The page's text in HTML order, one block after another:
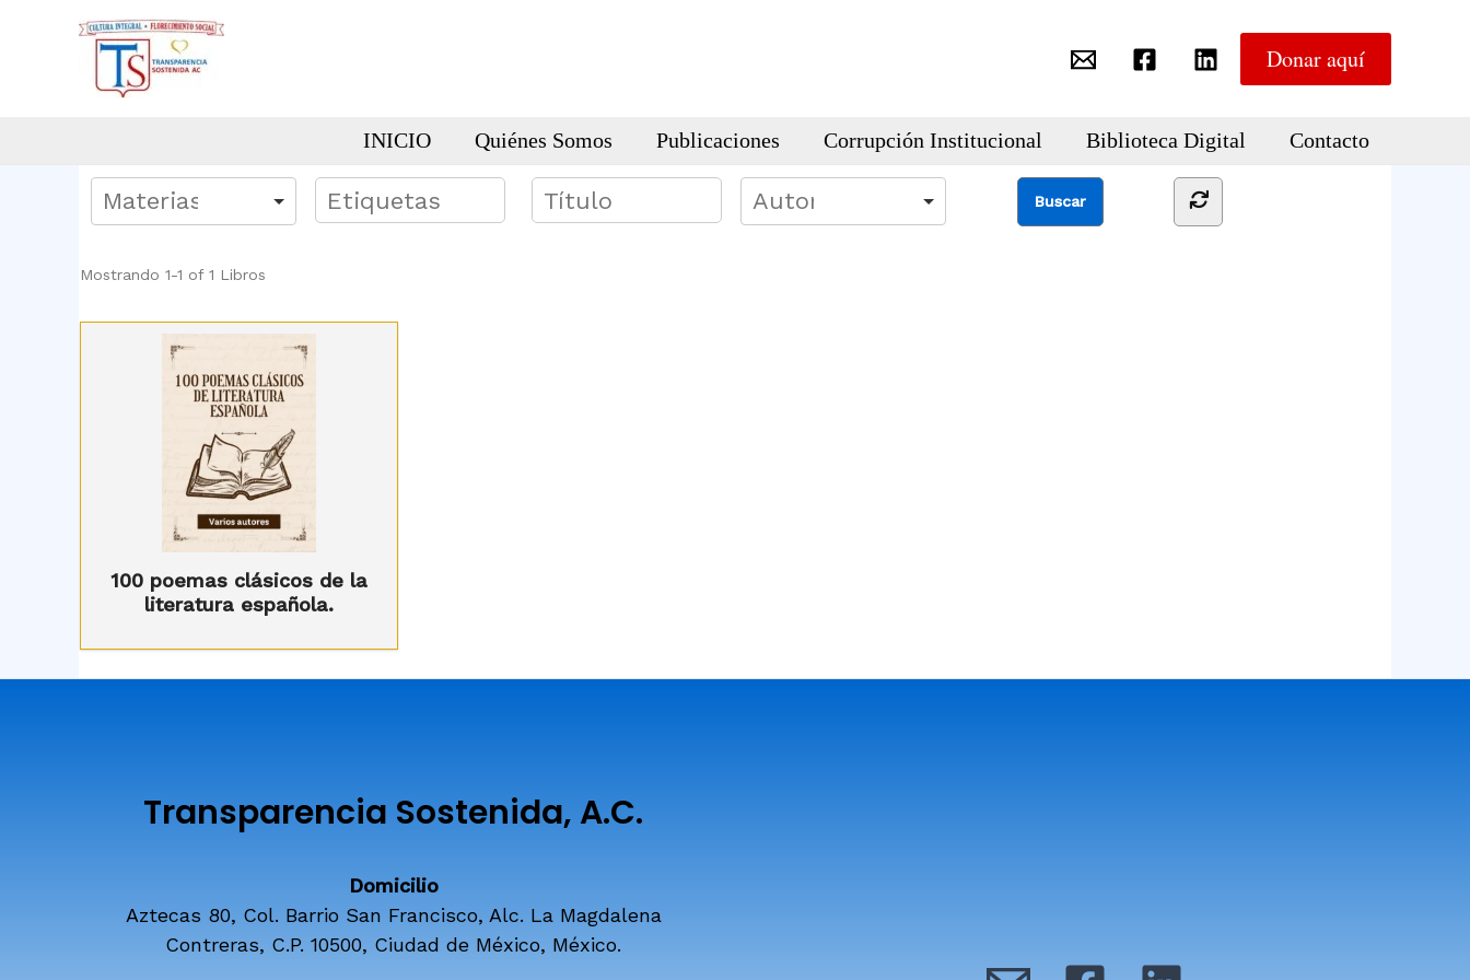
Donar aquí
INICIO Quiénes Somos Publicaciones Corrupción Institucional Biblioteca Digital Contacto
Mostrando 1-1 of 1 Libros
100 poemas clásicos de la
literatura española.
Transparencia Sostenida, A.C.
Domicilio
Aztecas 80, Col. Barrio San Francisco, Alc. La Magdalena
Contreras, C.P. 10500, Ciudad de México, México.